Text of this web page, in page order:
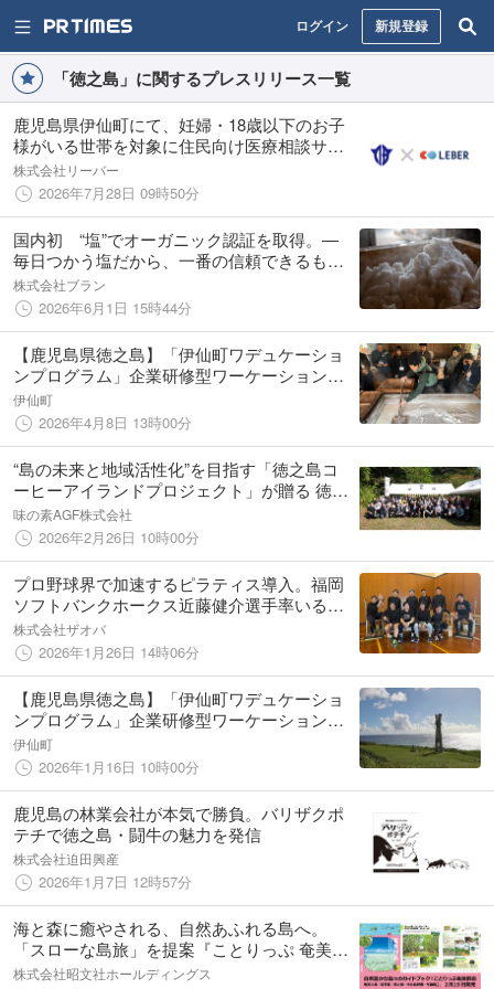
ログイン 新規登録
「徳之島」に関するプレスリリース一覧
鹿児島県伊仙町にて、妊婦・18歳以下のお子
様がいる世帯を対象に住民向け医療相談サー
ビス「いつでもドクター」の提供を開始
株式会社リーバー
2026年7月28日 09時50分
国内初 “塩”でオーガニック認証を取得。―
毎日つかう塩だから、一番の信頼できるもの
をー
株式会社ブラン
2026年6月1日 15時44分
【鹿児島県徳之島】「伊仙町ワデュケーショ
ンプログラム」企業研修型ワーケーションを
初開催しました。
伊仙町
2026年4月8日 13時00分
“島の未来と地域活性化”を目指す「徳之島コ
ーヒーアイランドプロジェクト」が贈る 徳之
島コーヒーの魅力を丸1日味わえる「徳之島コ
ーヒー収穫祭」を開催！
味の素AGF株式会社
2026年2月26日 10時00分
プロ野球界で加速するピラティス導入。福岡
ソフトバンクホークス近藤健介選手率いる
【チーム天城】自主トレにてPIVOTが導入さ
れました！
株式会社ザオバ
2026年1月26日 14時06分
【鹿児島県徳之島】「伊仙町ワデュケーショ
ンプログラム」企業研修型ワーケーションを
伊仙町で初開催します。
伊仙町
2026年1月16日 10時00分
鹿児島の林業会社が本気で勝負。バリザクポ
テチで徳之島・闘牛の魅力を発信
株式会社迫田興産
2026年1月7日 12時57分
海と森に癒やされる、自然あふれる島へ。
「スローな島旅」を提案『ことりっぷ 奄美群
島』2026年2月19日発売
株式会社昭文社ホールディングス